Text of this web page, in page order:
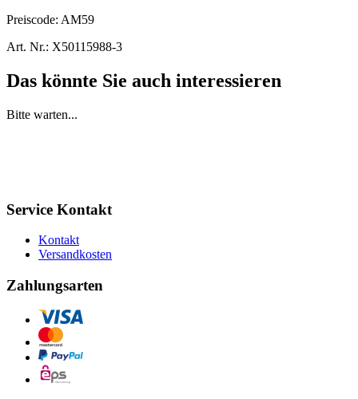
Preiscode: AM59
Art. Nr.: X50115988-3
Das könnte Sie auch interessieren
Bitte warten...
Service Kontakt
Kontakt
Versandkosten
Zahlungsarten